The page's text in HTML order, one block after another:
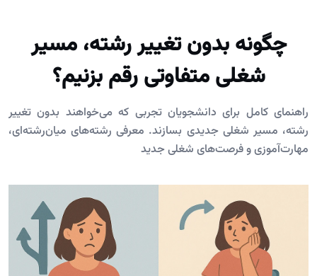
چگونه بدون تغییر رشته، مسیر
شغلی متفاوتی رقم بزنیم؟
راهنمای کامل برای دانشجویان تجربی که می‌خواهند بدون تغییر
رشته، مسیر شغلی جدیدی بسازند. معرفی رشته‌های میان‌رشته‌ای،
مهارت‌آموزی و فرصت‌های شغلی جدید